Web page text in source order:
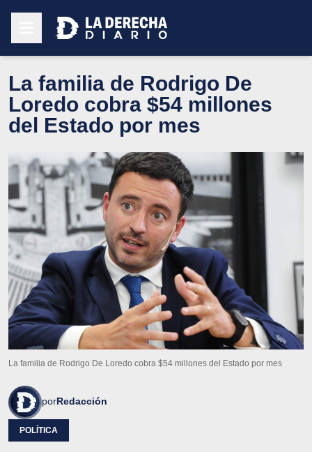
La familia de Rodrigo De
Loredo cobra $54 millones
del Estado por mes
La familia de Rodrigo De Loredo cobra $54 millones del Estado por mes
porRedacción
POLÍTICA